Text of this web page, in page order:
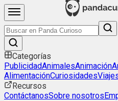
Categorías
PublicidadAnimalesAnimación
AlimentaciónCuriosidades
Recursos
ContáctanosSobre nosotros